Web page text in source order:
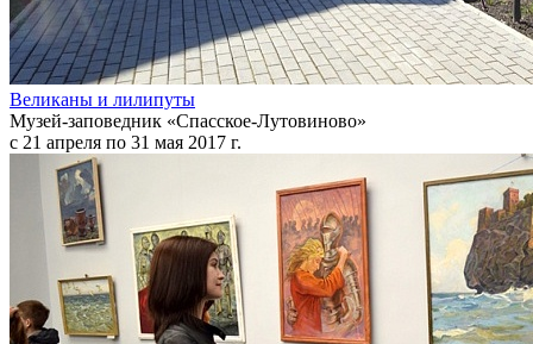
Великаны и лилипуты
Музей-заповедник «Спасское-Лутовиново»
с 21 апреля по 31 мая 2017 г.